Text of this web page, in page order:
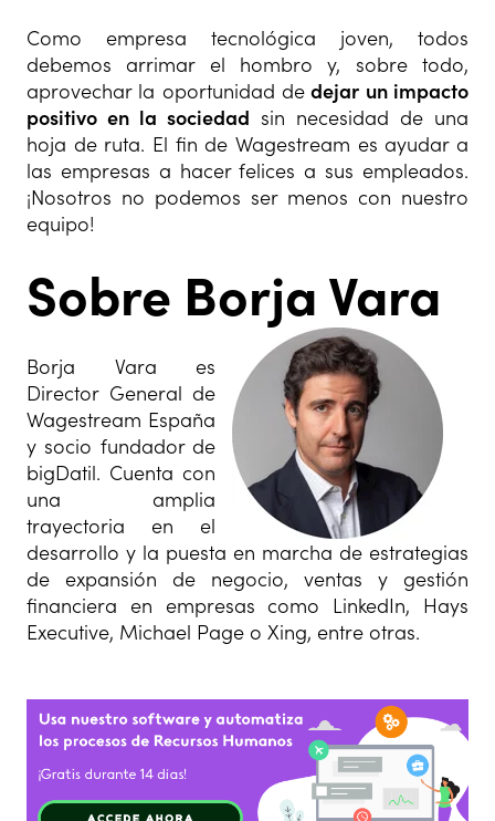
Como empresa tecnológica joven, todos
debemos arrimar el hombro y, sobre todo,
aprovechar la oportunidad de dejar un impacto
positivo en la sociedad sin necesidad de una
hoja de ruta. El fin de Wagestream es ayudar a
las empresas a hacer felices a sus empleados.
¡Nosotros no podemos ser menos con nuestro
equipo!
Sobre Borja Vara
Borja Vara es
Director General de
Wagestream España
y socio fundador de
bigDatil. Cuenta con
una amplia
trayectoria en el
desarrollo y la puesta en marcha de estrategias
de expansión de negocio, ventas y gestión
financiera en empresas como LinkedIn, Hays
Executive, Michael Page o Xing, entre otras.